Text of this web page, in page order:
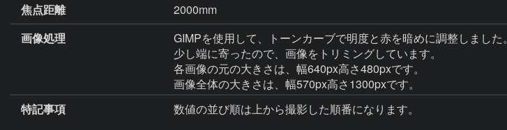
焦点距離
2000mm
画像処理
GIMPを使用して、トーンカーブで明度と赤を暗めに調整しました。
少し端に寄ったので、画像をトリミングしています。
各画像の元の大きさは、幅640px高さ480pxです。
画像全体の大きさは、幅570px高さ1300pxです。
特記事項
数値の並び順は上から撮影した順番になります。